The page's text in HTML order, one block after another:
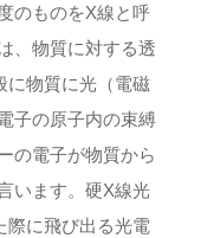
のものをX線と呼
、物質に対する透
に物質に光（電磁
子の原子内の束縛
の電子が物質から
います。硬X線光
際に飛び出る光電